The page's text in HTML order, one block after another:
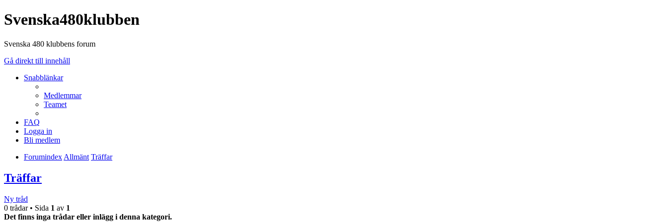
Svenska480klubben
Svenska 480 klubbens forum
Gå direkt till innehåll
Snabblänkar
Medlemmar
Teamet
FAQ
Logga in
Bli medlem
Forumindex Allmänt Träffar
Träffar
Ny tråd
0 trådar • Sida 1 av 1
Det finns inga trådar eller inlägg i denna kategori.